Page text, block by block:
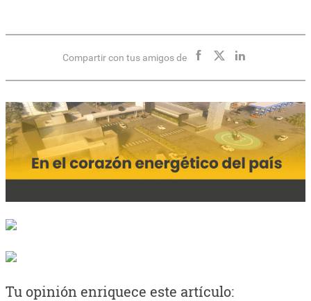
Compartir con tus amigos de
Tu opinión enriquece este artículo: